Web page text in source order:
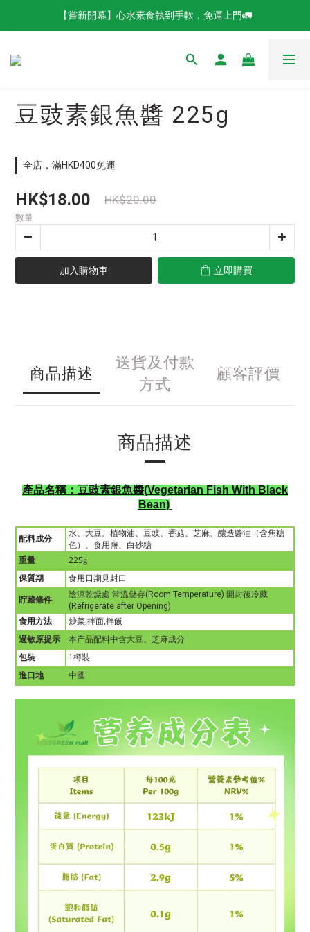
【嘗新開幕】心水素食執到手軟，免運上門🚛
豆豉素銀魚醬 225g
全店，滿HKD400免運
HK$18.00 HK$20.00
數量
加入購物車 立即購買
商品描述
送貨及付款
方式
顧客評價
商品描述
產品名稱： 豆豉素銀魚醬(Vegetarian Fish With Black
Bean)
配料成分 水、大豆、植物油、豆豉、香菇、芝麻、釀造醬油（含焦糖
色）、食用鹽、白砂糖
重量
225g
保質期
食用日期見封口
貯藏條件
陰涼乾燥處 常溫儲存(Room Temperature) 開封後冷藏
(Refrigerate after Opening)
食用方法
炒菜,拌面,拌飯
過敏原提示 本产品配料中含大豆、芝麻成分
包裝
1 樽裝
進口地 中國